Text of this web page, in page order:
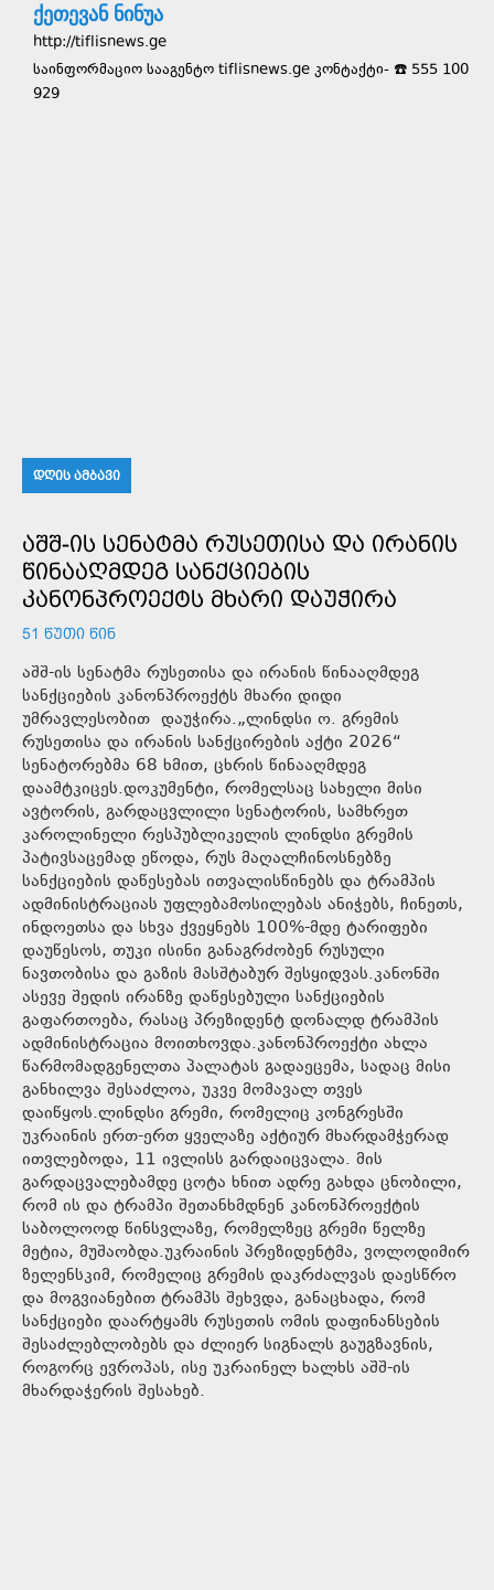
ქეთევან ნინუა
http://tiflisnews.ge
საინფორმაციო სააგენტო tiflisnews.ge კონტაქტი- ☎️ 555 100
929
ᲓᲦᲘᲡ ᲐᲛᲑᲐᲕᲘ
ᲐᲨᲨ-ᲘᲡ ᲡᲔᲜᲐᲢᲛᲐ ᲠᲣᲡᲔᲗᲘᲡᲐ ᲓᲐ ᲘᲠᲐᲜᲘᲡ
ᲬᲘᲜᲐᲐᲦᲛᲓᲔᲒ ᲡᲐᲜᲥᲪᲘᲔᲑᲘᲡ
ᲙᲐᲜᲝᲜᲞᲠᲝᲔᲥᲢᲡ ᲛᲮᲐᲠᲘ ᲓᲐᲣᲭᲘᲠᲐ
51 ᲬᲣᲗᲘ ᲬᲘᲜ
აშშ-ის სენატმა რუსეთისა და ირანის წინააღმდეგ
სანქციების კანონპროექტს მხარი დიდი
უმრავლესობით დაუჭირა.„ლინდსი ო. გრემის
რუსეთისა და ირანის სანქცირების აქტი 2026“
სენატორებმა 68 ხმით, ცხრის წინააღმდეგ
დაამტკიცეს.დოკუმენტი, რომელსაც სახელი მისი
ავტორის, გარდაცვლილი სენატორის, სამხრეთ
კაროლინელი რესპუბლიკელის ლინდსი გრემის
პატივსაცემად ეწოდა, რუს მაღალჩინოსნებზე
სანქციების დაწესებას ითვალისწინებს და ტრამპის
ადმინისტრაციას უფლებამოსილებას ანიჭებს, ჩინეთს,
ინდოეთსა და სხვა ქვეყნებს 100%-მდე ტარიფები
დაუწესოს, თუკი ისინი განაგრძობენ რუსული
ნავთობისა და გაზის მასშტაბურ შესყიდვას.კანონში
ასევე შედის ირანზე დაწესებული სანქციების
გაფართოება, რასაც პრეზიდენტ დონალდ ტრამპის
ადმინისტრაცია მოითხოვდა.კანონპროექტი ახლა
წარმომადგენელთა პალატას გადაეცემა, სადაც მისი
განხილვა შესაძლოა, უკვე მომავალ თვეს
დაიწყოს.ლინდსი გრემი, რომელიც კონგრესში
უკრაინის ერთ-ერთ ყველაზე აქტიურ მხარდამჭერად
ითვლებოდა, 11 ივლისს გარდაიცვალა. მის
გარდაცვალებამდე ცოტა ხნით ადრე გახდა ცნობილი,
რომ ის და ტრამპი შეთანხმდნენ კანონპროექტის
საბოლოოდ წინსვლაზე, რომელზეც გრემი წელზე
მეტია, მუშაობდა.უკრაინის პრეზიდენტმა, ვოლოდიმირ
ზელენსკიმ, რომელიც გრემის დაკრძალვას დაესწრო
და მოგვიანებით ტრამპს შეხვდა, განაცხადა, რომ
სანქციები დაარტყამს რუსეთის ომის დაფინანსების
შესაძლებლობებს და ძლიერ სიგნალს გაუგზავნის,
როგორც ევროპას, ისე უკრაინელ ხალხს აშშ-ის
მხარდაჭერის შესახებ.